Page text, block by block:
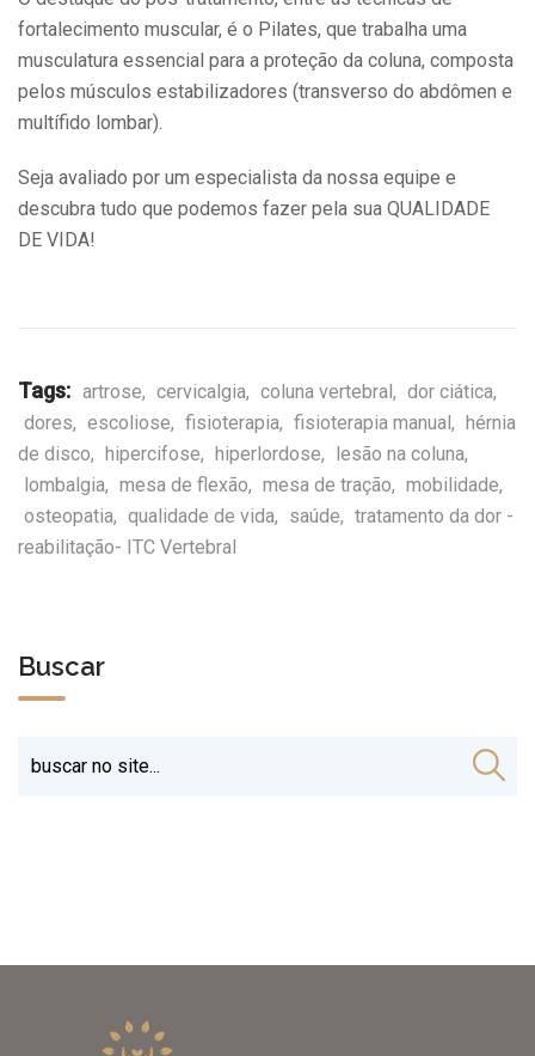
fortalecimento muscular, é o Pilates, que trabalha uma
musculatura essencial para a proteção da coluna, composta
pelos músculos estabilizadores (transverso do abdômen e
multífido lombar).
Seja avaliado por um especialista da nossa equipe e
descubra tudo que podemos fazer pela sua QUALIDADE
DE VIDA!
Tags: artrose, cervicalgia, coluna vertebral, dor ciática,
dores, escoliose, fisioterapia, fisioterapia manual, hérnia
de disco, hipercifose, hiperlordose, lesão na coluna,
lombalgia, mesa de flexão, mesa de tração, mobilidade,
osteopatia, qualidade de vida, saúde, tratamento da dor -
reabilitação- ITC Vertebral
Buscar